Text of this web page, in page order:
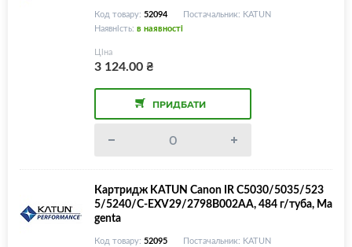
Код товару: 52094
Постачальник: KATUN
Наявність: в наявності
Ціна
3 124.00₴
ПРИДБАТИ
Картридж KATUN Canon IR C5030/5035/523
5/5240/C-EXV29/2798B002AA, 484 г/туба, Ma
genta
Код товару: 52095
Постачальник: KATUN